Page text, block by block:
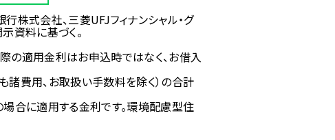
株式会社、三菱UFJフィナンシャル・グ
資料に基づく。
の適用金利はお申込時ではなく、お借入
費用、お取扱い手数料を除く）の合計
合に適用する金利です。環境配慮型住